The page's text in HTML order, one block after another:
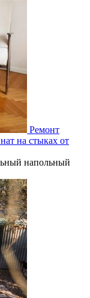
Ремонт
на стыках от
напольный